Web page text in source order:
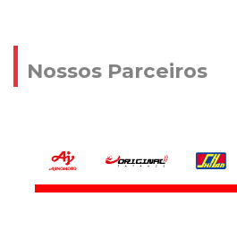
Nossos Parceiros